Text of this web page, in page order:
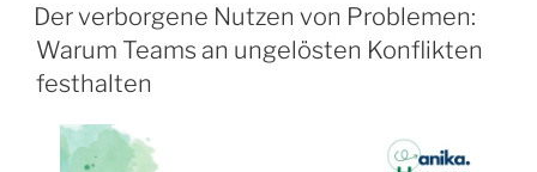
AM
Der verborgene Nutzen von Problemen:
Warum Teams an ungelösten Konflikten
festhalten